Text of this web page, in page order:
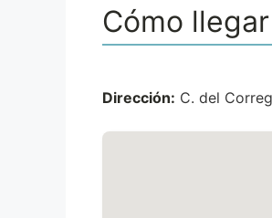
Cómo llegar
Dirección: C. del